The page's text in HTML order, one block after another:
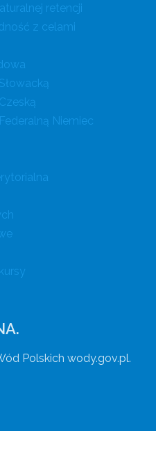
retencji
z celami
Niemiec
Polskich wody.gov.pl.